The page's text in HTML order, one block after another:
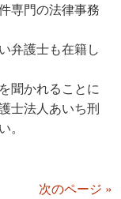
専門の法律事務
弁護士も在籍し
聞かれることに
士法人あいち刑
次のページ »